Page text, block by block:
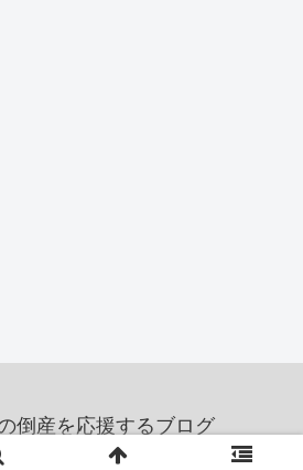
倒産を応援するブログ
コ屋の倒産を応援するブログ.